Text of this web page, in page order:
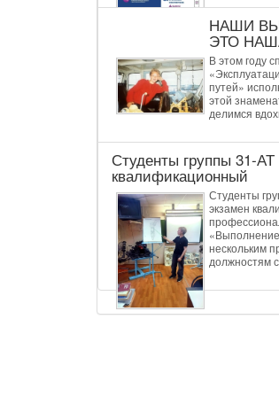
НАШИ
ЭТО
В этом году
путей»
этой
делимся
Студенты группы
квалификационный
Студенты
экзамен
нескольким
должностям